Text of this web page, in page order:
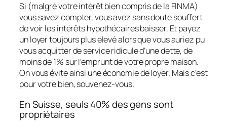
Si (malgré votre intérêt bien compris de la FINMA)
vous savez compter, vous avez sans doute souffert
de voir les intérêts hypothécaires baisser. Et payez
un loyer toujours plus élevé alors que vous auriez pu
vous acquitter de service ridicule d’une dette, de
moins de 1% sur l’emprunt de votre propre maison.
On vous évite ainsi une économie de loyer. Mais c’est
pour votre bien, souvenez-vous.
En Suisse, seuls 40% des gens sont
propriétaires